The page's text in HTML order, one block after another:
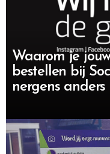
Waarom je
bestellen bij
nergens anders